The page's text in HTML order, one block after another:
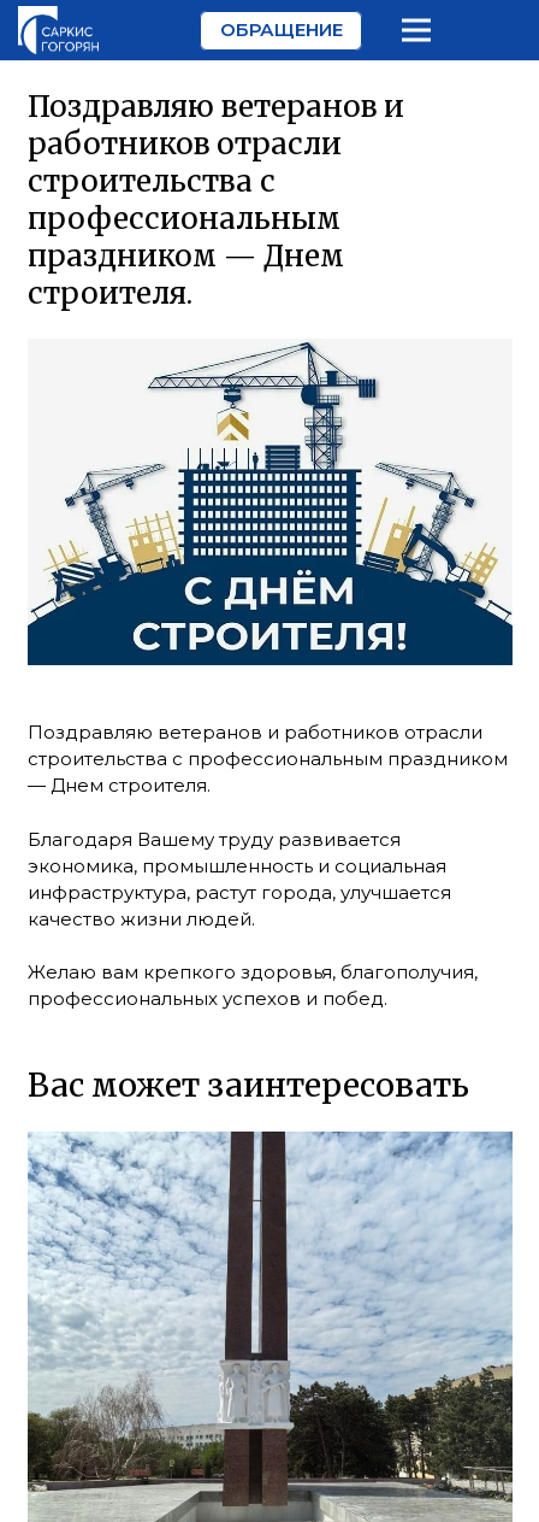
ОБРАЩЕНИЕ
Поздравляю ветеранов и
работников отрасли
строительства с
профессиональным
праздником — Днем
строителя.
Поздравляю ветеранов и работников отрасли
строительства с профессиональным праздником
— Днем строителя.
Благодаря Вашему труду развивается
экономика, промышленность и социальная
инфраструктура, растут города, улучшается
качество жизни людей.
Желаю вам крепкого здоровья, благополучия,
профессиональных успехов и побед.
Вас может заинтересовать